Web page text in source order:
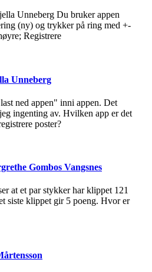
Unneberg Du bruker appen
(ny) og trykker på ring med +-
Registrere
Unneberg
ned appen" inni appen. Det
ingenting av. Hvilken app er det
poster?
Gombos Vangsnes
at et par stykker har klippet 121
siste klippet gir 5 poeng. Hvor er